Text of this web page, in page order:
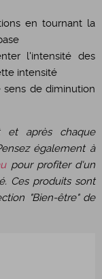
en tournant la
l'intensité des
intensité
de diminution
et après chaque
également à
pour profiter d'un
Ces produits sont
"Bien-être" de